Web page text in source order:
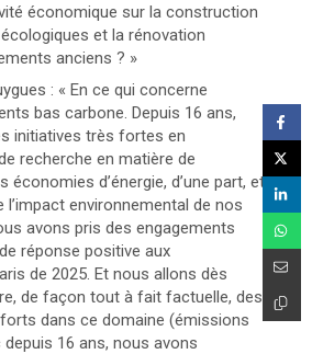
économique sur la construction
et la rénovation
anciens ? »
: « En ce qui concerne
bas carbone. Depuis 16 ans,
initiatives très fortes en
recherche en matière de
d’énergie, d’une part, et
l’impact environnemental de nos
avons pris des engagements
réponse positive aux
de 2025. Et nous allons dès
de façon tout à fait factuelle, des
dans ce domaine (émissions
depuis 16 ans, nous avons